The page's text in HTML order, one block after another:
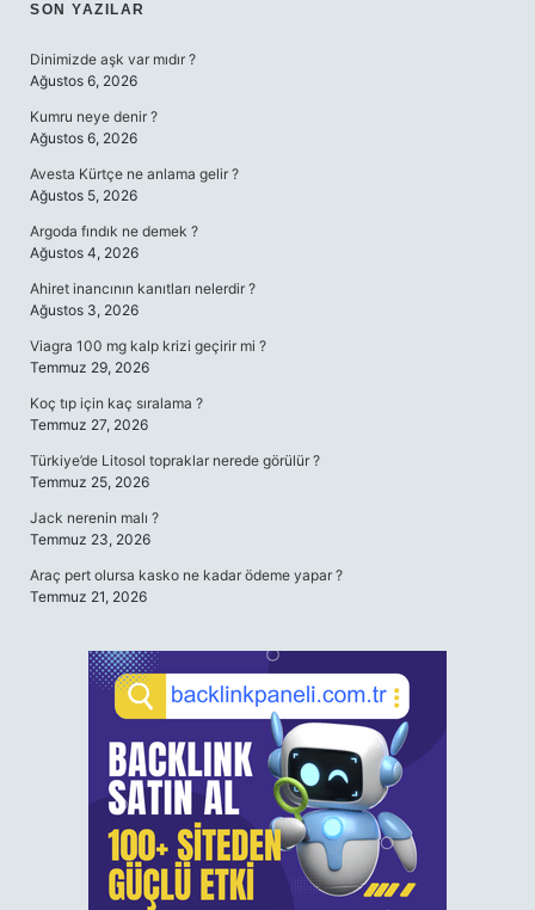
SIDEBAR
SON YAZILAR
Dinimizde aşk var mıdır ?
Ağustos 6, 2026
Kumru neye denir ?
Ağustos 6, 2026
Avesta Kürtçe ne anlama gelir ?
Ağustos 5, 2026
Argoda fındık ne demek ?
Ağustos 4, 2026
Ahiret inancının kanıtları nelerdir ?
Ağustos 3, 2026
Viagra 100 mg kalp krizi geçirir mi ?
Temmuz 29, 2026
Koç tıp için kaç sıralama ?
Temmuz 27, 2026
Türkiye’de Litosol topraklar nerede görülür ?
Temmuz 25, 2026
Jack nerenin malı ?
Temmuz 23, 2026
Araç pert olursa kasko ne kadar ödeme yapar ?
Temmuz 21, 2026